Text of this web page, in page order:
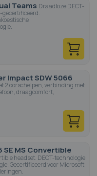
Teams Draadloze DECT-
gecertificeerd.
Impact SDW 5066
2 oorschelpen, verbinding met
draagcomfort,
SE MS Convertible
headset. DECT-technologie
Gecertificeerd voor Microsoft